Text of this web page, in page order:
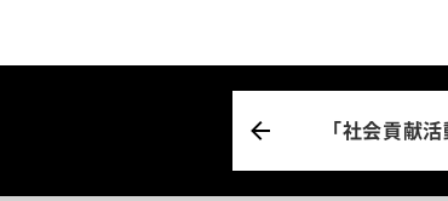
「社会貢献